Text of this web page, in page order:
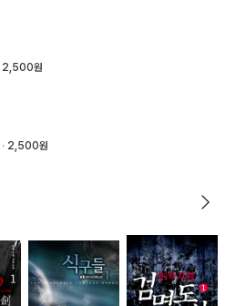
2,500원
2,500원